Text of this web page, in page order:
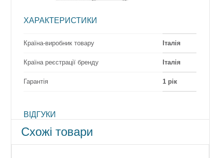
ХАРАКТЕРИСТИКИ
Країна-виробник товару Італія
Країна реєстрації бренду Італія
Гарантія 1 рік
ВІДГУКИ
Схожі товари